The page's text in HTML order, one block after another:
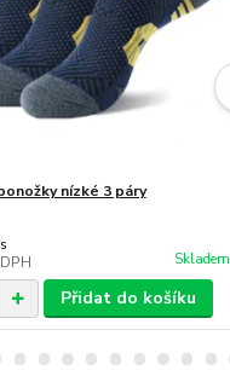
nízké 3 páry
Skladem
Přidat do košíku